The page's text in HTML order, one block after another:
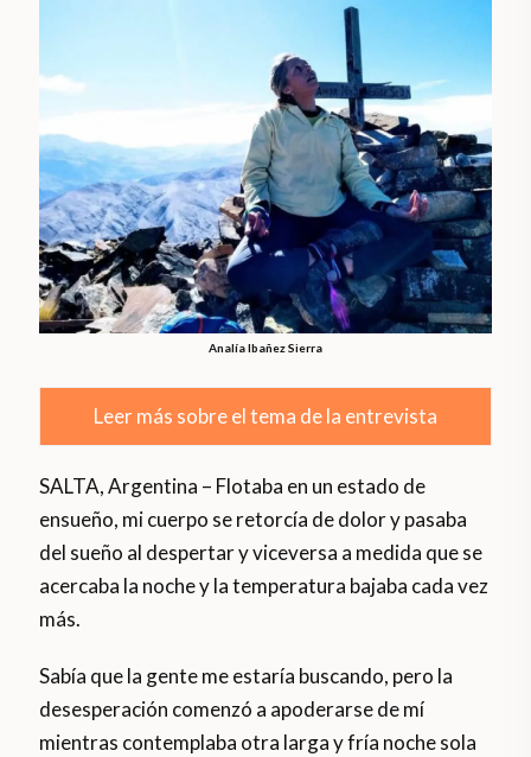
Analía Ibañez Sierra
Leer más sobre el tema de la entrevista
SALTA, Argentina – Flotaba en un estado de
ensueño, mi cuerpo se retorcía de dolor y pasaba
del sueño al despertar y viceversa a medida que se
acercaba la noche y la temperatura bajaba cada vez
más.
Sabía que la gente me estaría buscando, pero la
desesperación comenzó a apoderarse de mí
mientras contemplaba otra larga y fría noche sola